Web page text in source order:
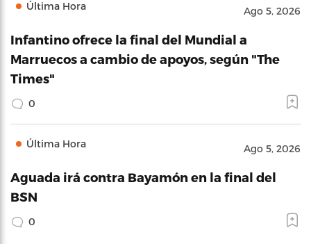
Última Hora Ago 5, 2026
Infantino ofrece la final del Mundial a
Marruecos a cambio de apoyos, según "The
Times"
0
Última Hora Ago 5, 2026
Aguada irá contra Bayamón en la final del
BSN
0